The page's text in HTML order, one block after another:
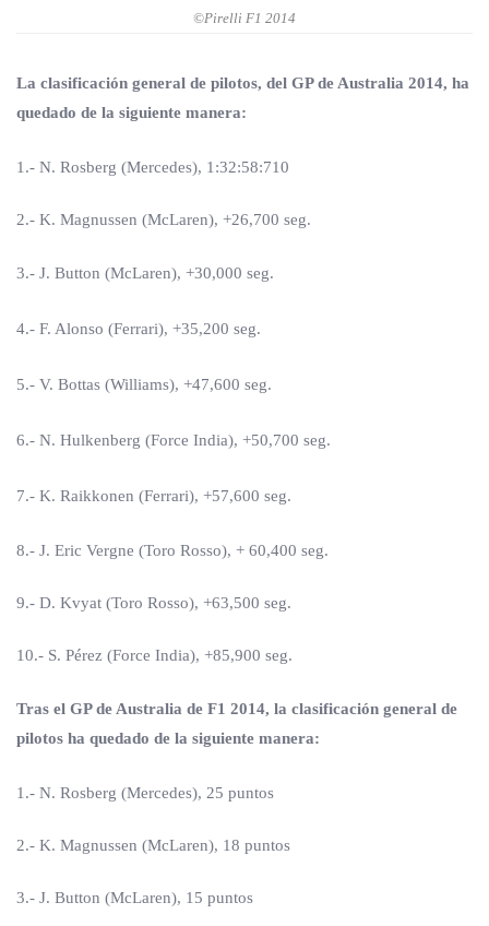
©Pirelli F1 2014
La clasificación general de pilotos, del GP de Australia 2014, ha
quedado de la siguiente manera:
1.- N. Rosberg (Mercedes), 1:32:58:710
2.- K. Magnussen (McLaren), +26,700 seg.
3.- J. Button (McLaren), +30,000 seg.
4.- F. Alonso (Ferrari), +35,200 seg.
5.- V. Bottas (Williams), +47,600 seg.
6.- N. Hulkenberg (Force India), +50,700 seg.
7.- K. Raikkonen (Ferrari), +57,600 seg.
8.- J. Eric Vergne (Toro Rosso), + 60,400 seg.
9.- D. Kvyat (Toro Rosso), +63,500 seg.
10.- S. Pérez (Force India), +85,900 seg.
Tras el GP de Australia de F1 2014, la clasificación general de
pilotos ha quedado de la siguiente manera:
1.- N. Rosberg (Mercedes), 25 puntos
2.- K. Magnussen (McLaren), 18 puntos
3.- J. Button (McLaren), 15 puntos